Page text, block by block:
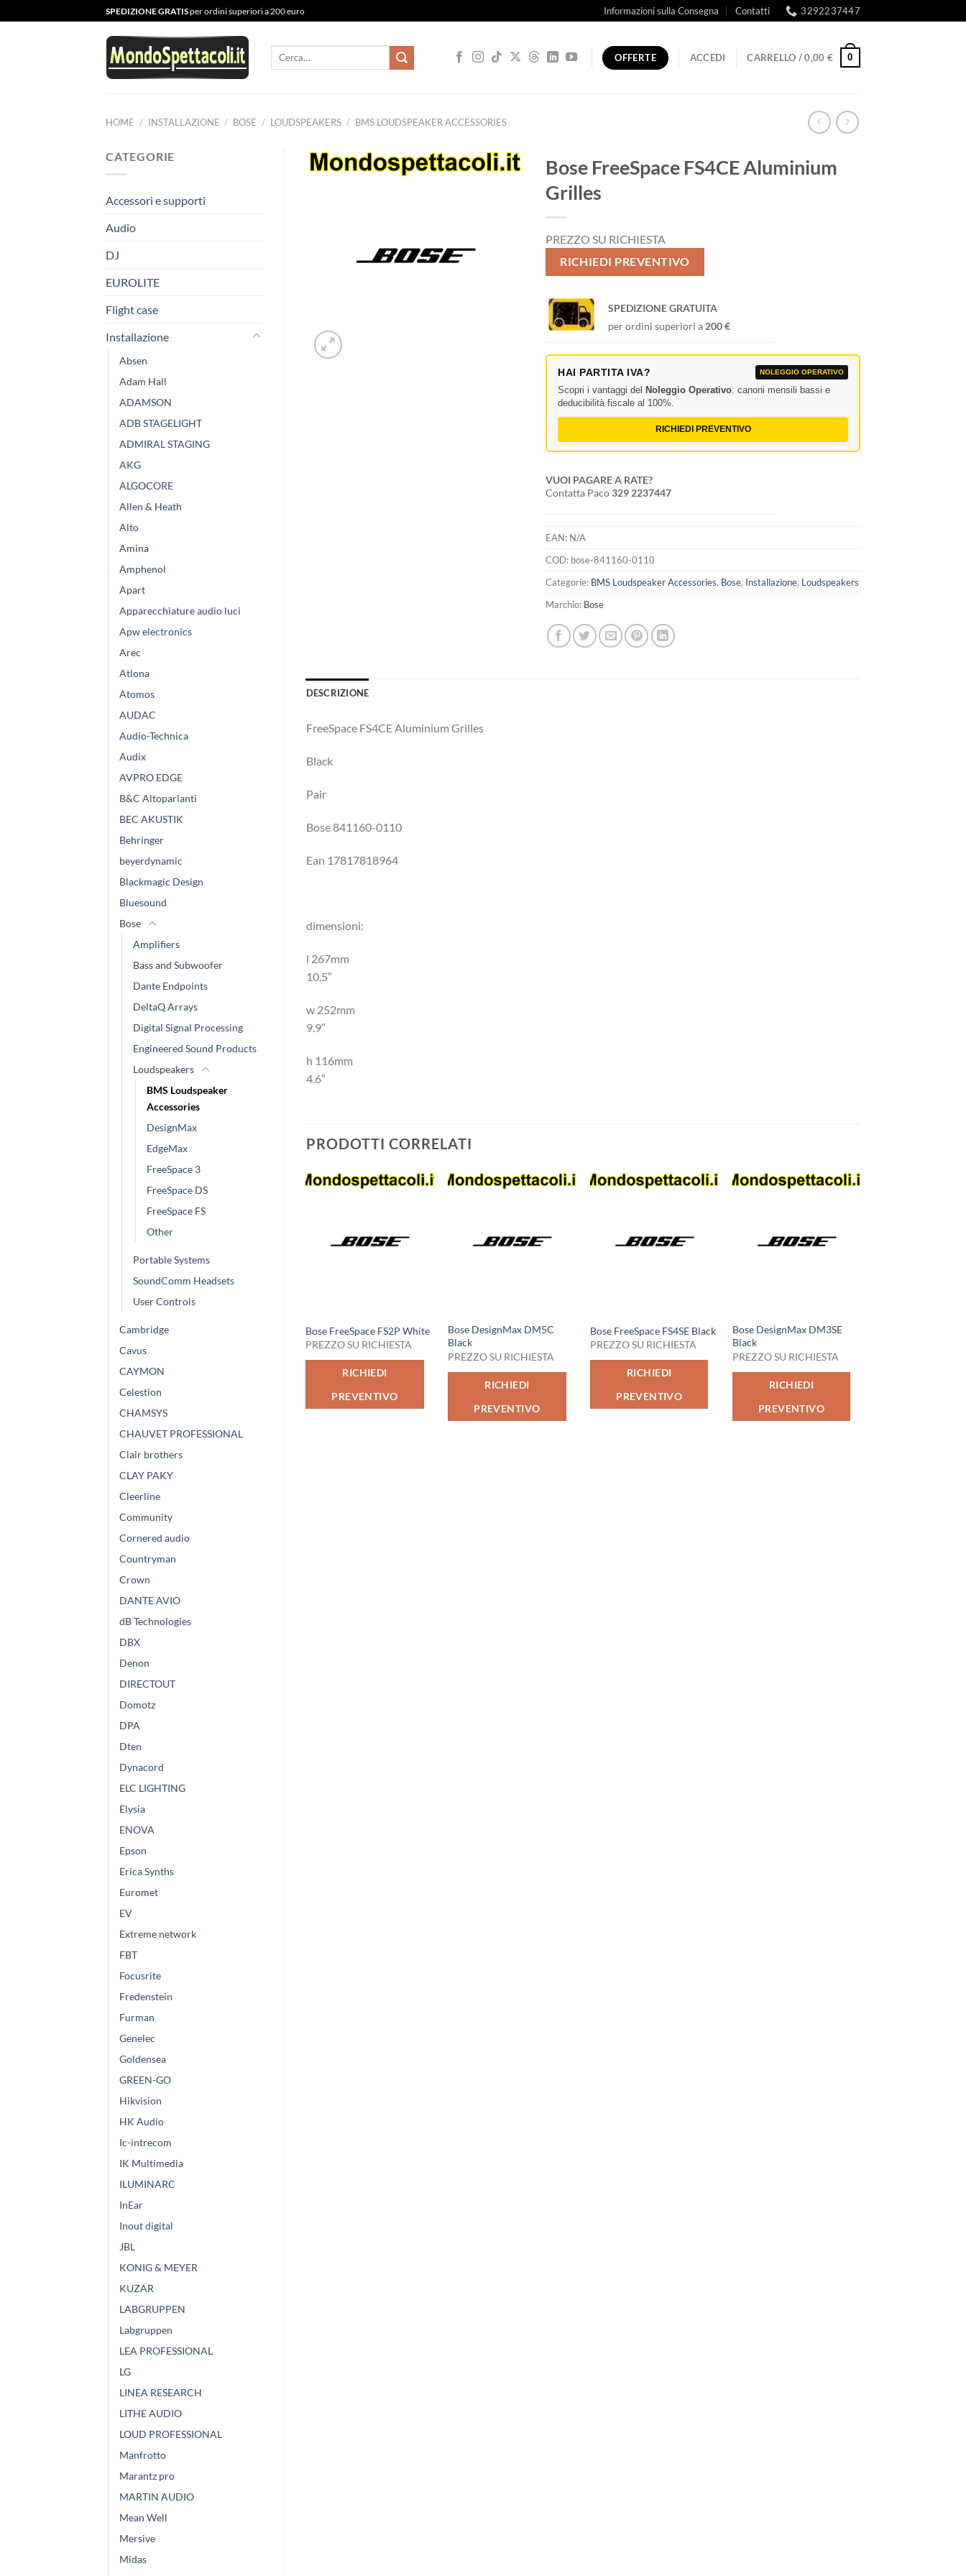
ai
SPEDIZIONE GRATISper ordini superiori a 200 euro Informazioni sulla Consegna Contatti 3292237447
Cerca: OFFERTE ACCEDI CARRELLO /0,00 € 0
HOME / INSTALLAZIONE / BOSE / LOUDSPEAKERS / BMS LOUDSPEAKER ACCESSORIES
CATEGORIE
Accessori e supporti
Audio
DJ
EUROLITE
Flight case
Installazione
Absen
Adam Hall
ADAMSON
ADB STAGELIGHT
ADMIRAL STAGING
AKG
ALGOCORE
Allen & Heath
Alto
Amina
Amphenol
Apart
Apparecchiature audio luci
Apw electronics
Arec
Atlona
Atomos
AUDAC
Audio-Technica
Audix
AVPRO EDGE
B&C Altoparlanti
BEC AKUSTIK
Behringer
beyerdynamic
Blackmagic Design
Bluesound
Bose
Amplifiers
Bass and Subwoofer
Dante Endpoints
DeltaQ Arrays
Digital Signal Processing
Engineered Sound Products
Loudspeakers
BMS Loudspeaker
Accessories
DesignMax
EdgeMax
FreeSpace 3
FreeSpace DS
FreeSpace FS
Other
Portable Systems
SoundComm Headsets
User Controls
Cambridge
Cavus
CAYMON
Celestion
CHAMSYS
CHAUVET PROFESSIONAL
Clair brothers
CLAY PAKY
Cleerline
Community
Cornered audio
Countryman
Crown
DANTE AVIO
dB Technologies
DBX
Denon
DIRECTOUT
Domotz
DPA
Dten
Dynacord
ELC LIGHTING
Elysia
ENOVA
Epson
Erica Synths
Euromet
EV
Extreme network
FBT
Focusrite
Fredenstein
Furman
Genelec
Goldensea
GREEN-GO
Hikvision
HK Audio
Ic-intrecom
IK Multimedia
ILUMINARC
InEar
Inout digital
JBL
KONIG & MEYER
KUZAR
LABGRUPPEN
Labgruppen
LEA PROFESSIONAL
LG
LINEA RESEARCH
LITHE AUDIO
LOUD PROFESSIONAL
Manfrotto
Marantz pro
MARTIN AUDIO
Mean Well
Mersive
Midas
Bose FreeSpace FS4CE Aluminium
Grilles
PREZZO SU RICHIESTA
RICHIEDI PREVENTIVO
SPEDIZIONE GRATUITA
per ordini superiori a 200 €
HAI PARTITA IVA? NOLEGGIO OPERATIVO
Scopri i vantaggi del Noleggio Operativo: canoni mensili bassi e
deducibilità fiscale al 100%.
RICHIEDI PREVENTIVO
VUOI PAGARE A RATE?
Contatta Paco329 2237447
EAN: N/A
COD: bose-841160-0110
Categorie: BMS Loudspeaker Accessories, Bose, Installazione, Loudspeakers
Marchio: Bose
DESCRIZIONE
FreeSpace FS4CE Aluminium Grilles
Black
Pair
Bose 841160-0110
Ean 17817818964
dimensioni:
l 267mm
10.5″
w 252mm
9.9″
h 116mm
4.6″
PRODOTTI CORRELATI
Bose FreeSpace FS2P White
PREZZO SU RICHIESTA
RICHIEDI
PREVENTIVO
Bose DesignMax DM5C
Black
PREZZO SU RICHIESTA
RICHIEDI
PREVENTIVO
Bose FreeSpace FS4SE Black
PREZZO SU RICHIESTA
RICHIEDI
PREVENTIVO
Bose DesignMax DM3SE
Black
PREZZO SU RICHIESTA
RICHIEDI
PREVENTIVO
Bose FreeSpace FS4CE
PREZZO SU RICHIESTA
Bose FreeSpace FS4CE Black